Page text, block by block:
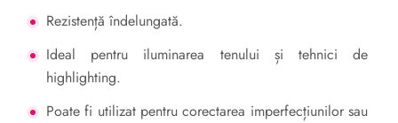
Rezistență îndelungată.
Ideal pentru iluminarea tenului și tehnici de
highlighting.
Poate fi utilizat pentru corectarea imperfecțiunilor sau